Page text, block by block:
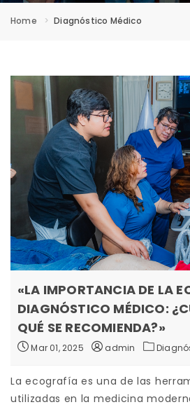
Home Diagnóstico Médico
«LA IMPORTANCIA DE LA
DIAGNÓSTICO MÉDICO:
QUÉ SE RECOMIENDA?»
Mar 01, 2025 admin
La ecografía es una de las
utilizadas en la medicina